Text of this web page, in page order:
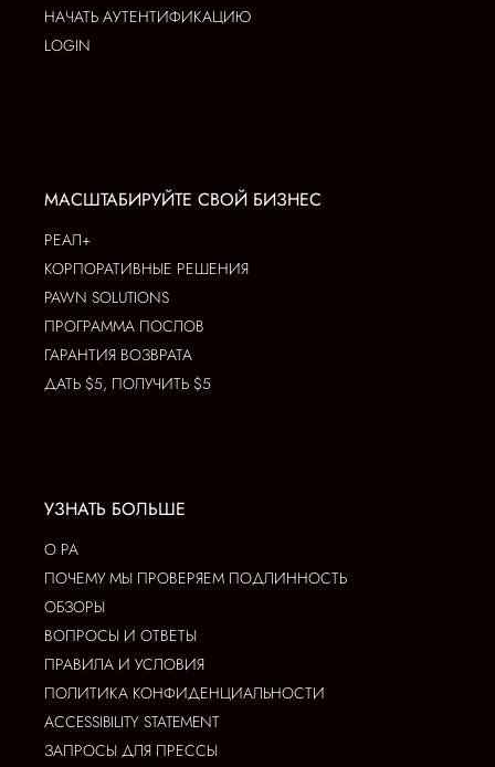
НАЧАТЬ АУТЕНТИФИКАЦИЮ
LOGIN
МАСШТАБИРУЙТЕ СВОЙ БИЗНЕС
РЕАЛ+
КОРПОРАТИВНЫЕ РЕШЕНИЯ
PAWN SOLUTIONS
ПРОГРАММА ПОСЛОВ
ГАРАНТИЯ ВОЗВРАТА
ДАТЬ $5, ПОЛУЧИТЬ $5
УЗНАТЬ БОЛЬШЕ
О РА
ПОЧЕМУ МЫ ПРОВЕРЯЕМ ПОДЛИННОСТЬ
ОБЗОРЫ
ВОПРОСЫ И ОТВЕТЫ
ПРАВИЛА И УСЛОВИЯ
ПОЛИТИКА КОНФИДЕНЦИАЛЬНОСТИ
ACCESSIBILITY STATEMENT
ЗАПРОСЫ ДЛЯ ПРЕССЫ